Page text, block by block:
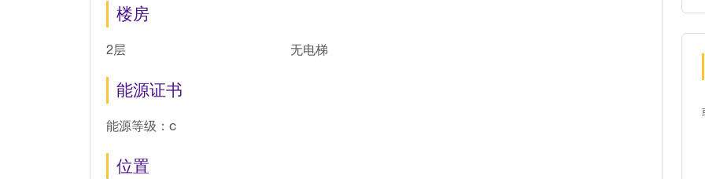
楼房
2层 无电梯
能源证书
能源等级：c
位置